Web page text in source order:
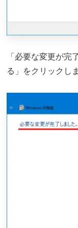
「必要な変更が完
る」をクリックし